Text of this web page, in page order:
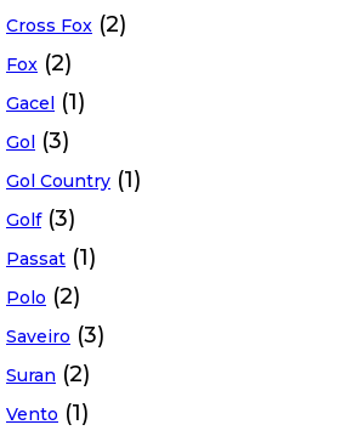
Cross Fox (2)
Fox (2)
Gacel (1)
Gol (3)
Gol Country (1)
Golf (3)
Passat (1)
Polo (2)
Saveiro (3)
Suran (2)
Vento (1)